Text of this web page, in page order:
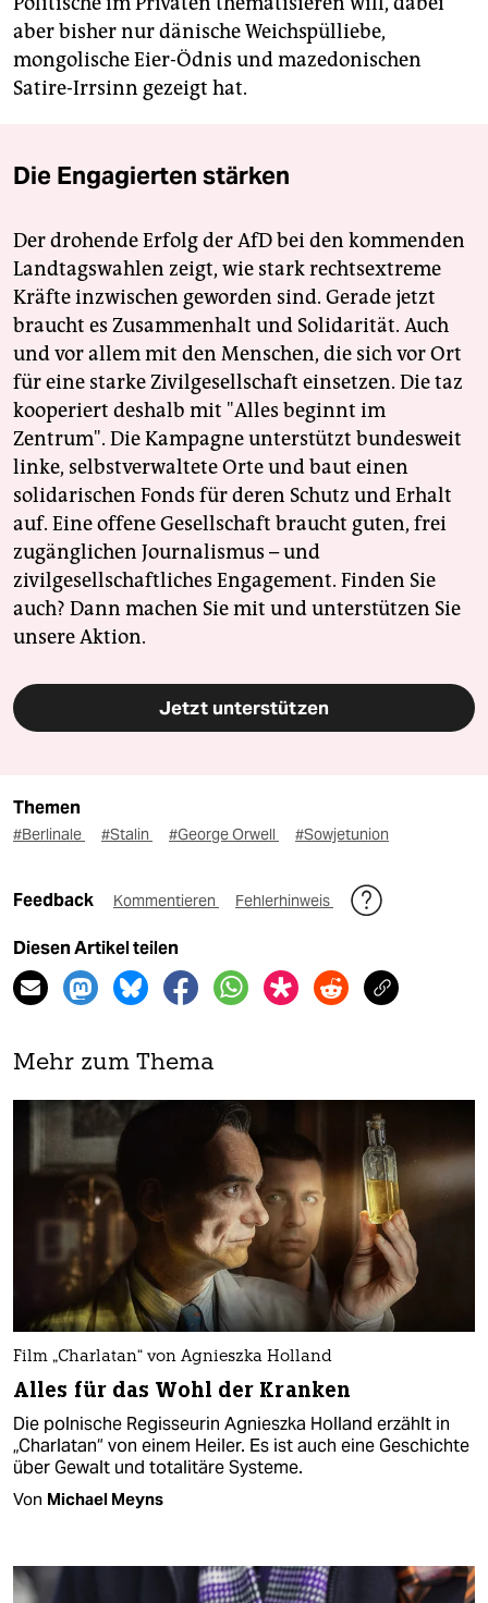
aber bisher nur dänische Weichspülliebe,
mongolische Eier-Ödnis und mazedonischen
Satire-Irrsinn gezeigt hat.
Die Engagierten stärken
Der drohende Erfolg der AfD bei den kommenden
Landtagswahlen zeigt, wie stark rechtsextreme
Kräfte inzwischen geworden sind. Gerade jetzt
braucht es Zusammenhalt und Solidarität. Auch
und vor allem mit den Menschen, die sich vor Ort
für eine starke Zivilgesellschaft einsetzen. Die taz
kooperiert deshalb mit "Alles beginnt im
Zentrum". Die Kampagne unterstützt bundesweit
linke, selbstverwaltete Orte und baut einen
solidarischen Fonds für deren Schutz und Erhalt
auf. Eine offene Gesellschaft braucht guten, frei
zugänglichen Journalismus – und
zivilgesellschaftliches Engagement. Finden Sie
auch? Dann machen Sie mit und unterstützen Sie
unsere Aktion.
Jetzt unterstützen
Themen
#Berlinale #Stalin #George Orwell #Sowjetunion
Feedback Kommentieren Fehlerhinweis
Diesen Artikel teilen
Mehr zum Thema
Film „Charlatan“ von Agnieszka Holland
Alles für das Wohl der Kranken
Die polnische Regisseurin Agnieszka Holland erzählt in
„Charlatan“ von einem Heiler. Es ist auch eine Geschichte
über Gewalt und totalitäre Systeme.
Von Michael Meyns